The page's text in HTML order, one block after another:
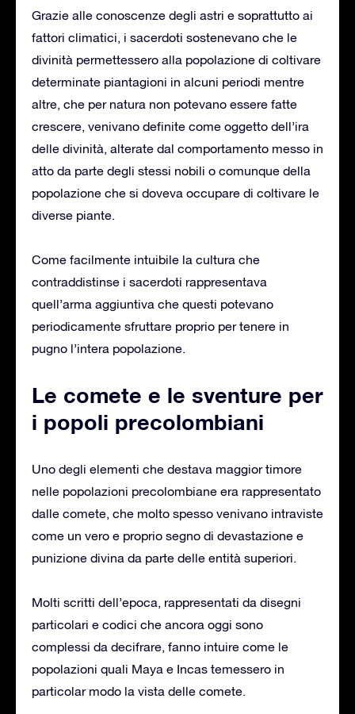
Grazie alle conoscenze degli astri e soprattutto ai
fattori climatici, i sacerdoti sostenevano che le
divinità permettessero alla popolazione di coltivare
determinate piantagioni in alcuni periodi mentre
altre, che per natura non potevano essere fatte
crescere, venivano definite come oggetto dell’ira
delle divinità, alterate dal comportamento messo in
atto da parte degli stessi nobili o comunque della
popolazione che si doveva occupare di coltivare le
diverse piante.
Come facilmente intuibile la cultura che
contraddistinse i sacerdoti rappresentava
quell’arma aggiuntiva che questi potevano
periodicamente sfruttare proprio per tenere in
pugno l’intera popolazione.
Le comete e le sventure per
i popoli precolombiani
Uno degli elementi che destava maggior timore
nelle popolazioni precolombiane era rappresentato
dalle comete, che molto spesso venivano intraviste
come un vero e proprio segno di devastazione e
punizione divina da parte delle entità superiori.
Molti scritti dell’epoca, rappresentati da disegni
particolari e codici che ancora oggi sono
complessi da decifrare, fanno intuire come le
popolazioni quali Maya e Incas temessero in
particolar modo la vista delle comete.